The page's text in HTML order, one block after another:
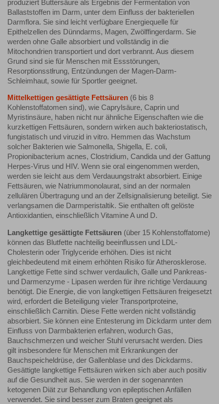
produziert Buttersäure als Ergebnis der Fermentation von
Ballaststoffen im Darm, unter dem Einfluss der bakteriellen
Darmflora. Sie sind leicht verfügbare Energiequelle für
Epithelzellen des Dünndarms, Magen, Zwölffingerdarm. Sie
werden ohne Galle absorbiert und vollständig in die
Mitochondrien transportiert und dort verbrannt. Aus diesem
Grund sind sie für Menschen mit Essstörungen,
Resorptionsstłrung, Entzündungen der Magen-Darm-
Schleimhaut, sowie für Sportler geeignet.
Mittelkettigen gesättigte Fettsäuren (6 bis 8
Kohlenstoffatomen sind), wie Caprylsäure, Caprin und
Myristinsäure, haben nicht nur ähnliche Eigenschaften wie die
kurzkettigen Fettsäuren, sondern wirken auch bakteriostatisch,
fungistatisch und viruzid in vitro. Hemmen das Wachstum
solcher Bakterien wie Salmonella, Shigella, E. coli,
Propionibacterium acnes, Clostridium, Candida und der Gattung
Herpes-Virus und HIV. Wenn sie oral eingenommen werden,
werden sie leicht aus dem Verdauungstrakt absorbiert. Einige
Fettsäuren, wie Natriummonolaurat, sind an der normalen
zellulären Übertragung und an der Zellsignalisierung beteiligt. Sie
verlangsamen die Darmperistaltik. Sie enthalten oft gelöste
Antioxidantien, einschließlich Vitamine A und D.
Langkettige gesättigte Fettsäuren (über 15 Kohlenstoffatome)
können das Blutfette nachteilig beeinflussen und LDL-
Cholesterin oder Triglyceride erhöhen. Dies ist nicht
gleichbedeutend mit einem erhöhten Risiko für Atherosklerose.
Langkettige Fette sind schwer verdaulich, Galle und Pankreas-
und Darmenzyme - Lipasen werden für ihre richtige Verdauung
benötigt. Die Energie, die von langkettigen Fettsäuren freigesetzt
wird, erfordert die Beteiligung vieler Transportproteine,
einschließlich Carnitin. Diese Fette werden nicht vollständig
absorbiert. Sie können eine Entesterung im Dickdarm unter dem
Einfluss von Darmbakterien erfahren, wodurch Gas,
Bauchschmerzen und weicher Stuhl verursacht werden. Dies
gilt insbesondere für Menschen mit Erkrankungen der
Bauchspeicheldrüse, der Gallenblase und des Dickdarms.
Gesättigte langkettige Fettsäuren wirken sich aber auch positiv
auf die Gesundheit aus. Sie werden in der sogenannten
ketogenen Diät zur Behandlung von epileptischen Anfällen
verwendet. Sie sind besser zum Braten geeignet als